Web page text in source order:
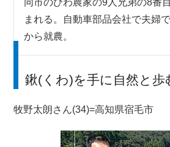
まれる。自動車部品会社で夫婦
から就農。
鍬(くわ)を手に自然と歩
牧野太朗さん(34)=高知県宿毛市